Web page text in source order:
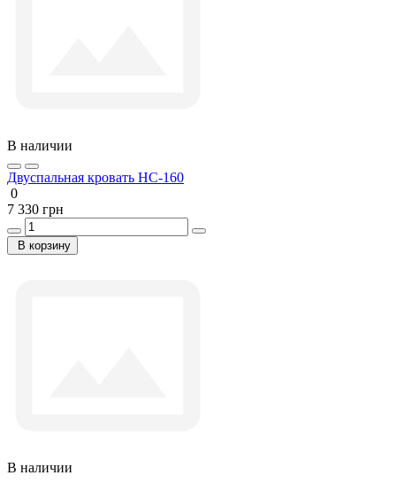
В наличии
Двуспальная кровать НС-160
0
7 330 грн
В корзину
В наличии